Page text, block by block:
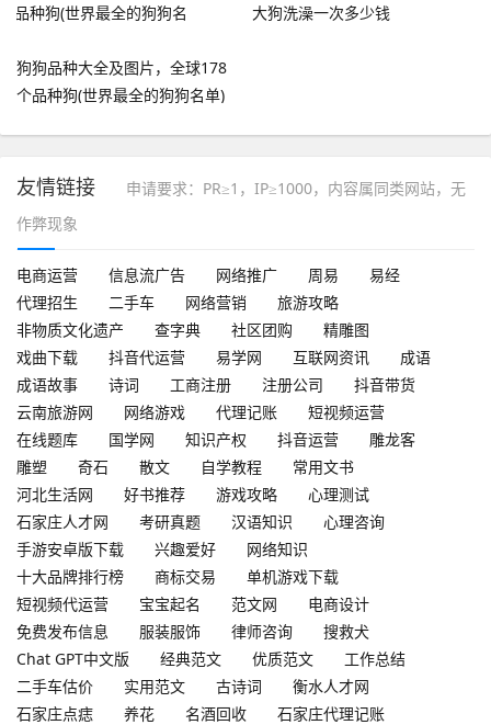
狗狗品种大全及图片，全球178
个品种狗(世界最全的狗狗名单)
大狗洗澡一次多少钱
友情链接
申请要求：PR≥1，IP≥1000，内容属同类网站，无
作弊现象
电商运营 信息流广告 网络推广 周易
易经
代理招生
二手车 网络营销
旅游攻略
非物质文化遗产
查字典 社区团购
精雕图
戏曲下载
抖音代运营 易学网 互联网资讯
成语
成语故事
诗词 工商注册 注册公司
抖音带货
云南旅游网
网络游戏 代理记账
短视频运营
在线题库
国学网 知识产权 抖音运营
雕龙客
雕塑
奇石 散文 自学教程
常用文书
河北生活网
好书推荐 游戏攻略
心理测试
石家庄人才网
考研真题 汉语知识
心理咨询
手游安卓版下载
兴趣爱好
网络知识
十大品牌排行榜
商标交易
单机游戏下载
短视频代运营
宝宝起名 范文网
电商设计
免费发布信息
服装服饰 律师咨询
搜救犬
Chat GPT中文版
经典范文 优质范文
工作总结
二手车估价
实用范文 古诗词
衡水人才网
石家庄点痣
养花 名酒回收
石家庄代理记账